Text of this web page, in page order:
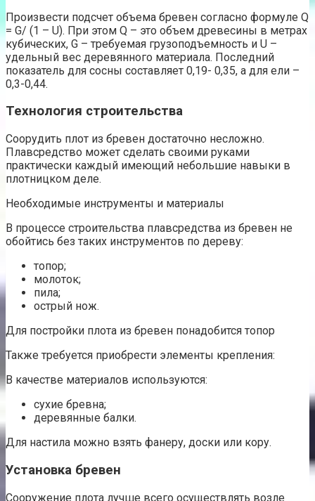
Произвести подсчет объема бревен согласно формуле Q
= G/ (1 – U). При этом Q – это объем древесины в метрах
кубических, G – требуемая грузоподъемность и U –
удельный вес деревянного материала. Последний
показатель для сосны составляет 0,19- 0,35, а для ели –
0,3-0,44.
Технология строительства
Соорудить плот из бревен достаточно несложно.
Плавсредство может сделать своими руками
практически каждый имеющий небольшие навыки в
плотницком деле.
Необходимые инструменты и материалы
В процессе строительства плавсредства из бревен не
обойтись без таких инструментов по дереву:
топор;
молоток;
пила;
острый нож.
Для постройки плота из бревен понадобится топор
Также требуется приобрести элементы крепления:
В качестве материалов используются:
сухие бревна;
деревянные балки.
Для настила можно взять фанеру, доски или кору.
Установка бревен
Сооружение плота лучше всего осуществлять возле